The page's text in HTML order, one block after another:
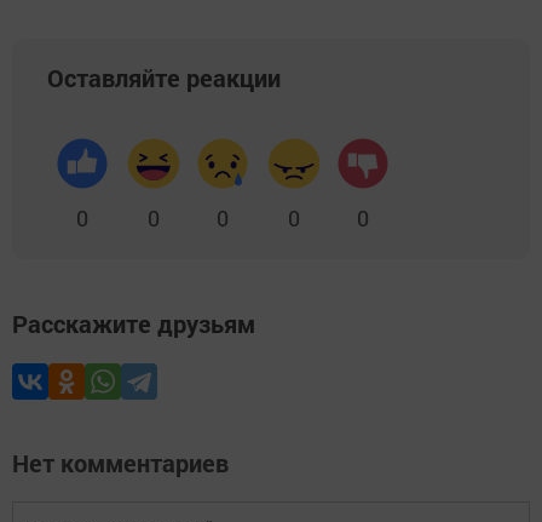
Оставляйте реакции
0 0 0 0 0
Расскажите друзьям
Нет комментариев